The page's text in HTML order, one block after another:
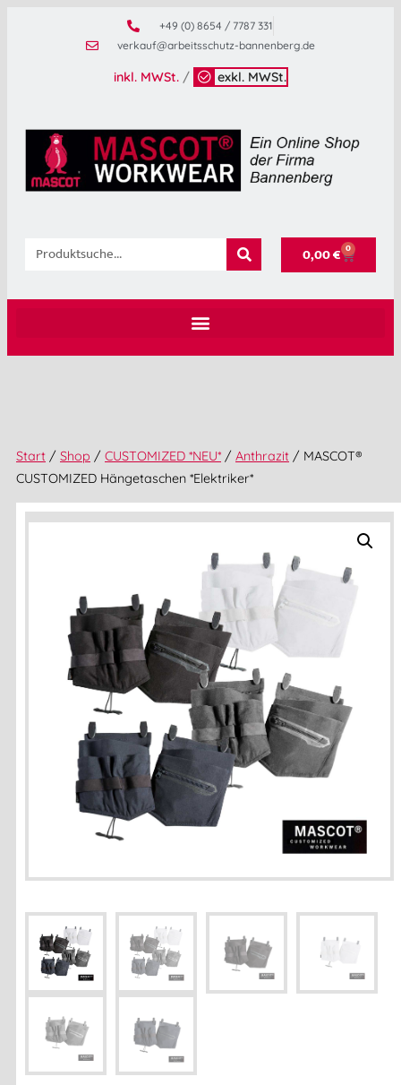
+49 (0) 8654 / 7787 331
verkauf@arbeitsschutz-bannenberg.de
inkl. MWSt./ exkl. MWSt.
0,00€ 0
Start / Shop / CUSTOMIZED *NEU* / Anthrazit / MASCOT®
CUSTOMIZED Hängetaschen *Elektriker*